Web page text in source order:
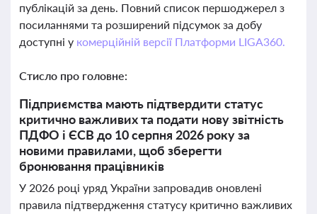
публікацій за день. Повний список першоджерел з
посиланнями та розширений підсумок за добу
доступні у комерційній версії Платформи LIGA360.
Стисло про головне:
Підприємства мають підтвердити статус
критично важливих та подати нову звітність
ПДФО і ЄСВ до 10 серпня 2026 року за
новими правилами, щоб зберегти
бронювання працівників
У 2026 році уряд України запровадив оновлені
правила підтвердження статусу критично важливих